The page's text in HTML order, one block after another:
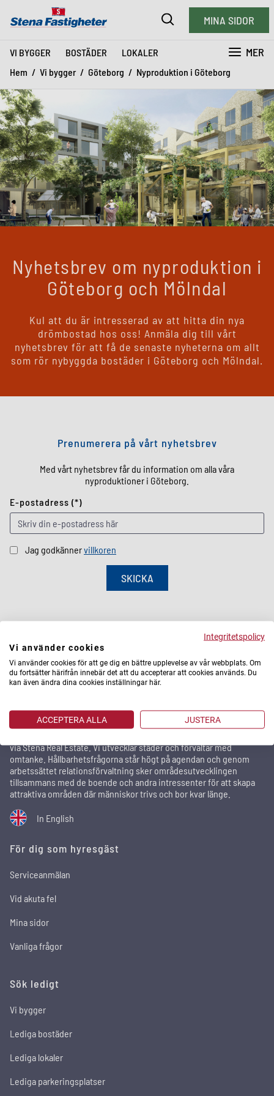
VI BYGGER BOSTÄDER LOKALER MER
MINA SIDOR
Hem Vi bygger Göteborg Nyproduktion i Göteborg
Nyhetsbrev om nyproduktion i
Göteborg och Mölndal
Kul att du är intresserad av att hitta din nya
drömbostad hos oss! Anmäla dig till vårt
nyhetsbrev för att få de senaste nyheterna om allt
som rör nybyggda bostäder i Göteborg och Mölndal.
Prenumerera på vårt nyhetsbrev
Med vårt nyhetsbrev får du information om alla våra
nyproduktioner i Göteborg.
E-postadress
Jag godkännervillkoren
SKICKA
Stena Fastigheter
Stena Fastigheter är ett av Sveriges största privata
fastighetsbolag med 29 500 bostäder och 2 100 lokaler i
via Stena Real Estate. Vi utvecklar städer och förvaltar med
omtanke. Hållbarhetsfrågorna står högt på agendan och genom
arbetssättet relationsförvaltning sker områdesutvecklingen
tillsammans med de boende och andra intressenter för att skapa
attraktiva områden där människor trivs och bor kvar länge.
In English
För dig som hyresgäst
Serviceanmälan
Vid akuta fel
Mina sidor
Vanliga frågor
Sök ledigt
Vi bygger
Lediga bostäder
Lediga lokaler
Lediga parkeringsplatser
Integritetspolicy
Vi använder cookies
Vi använder cookies för att ge dig en bättre upplevelse av vår webbplats. Om
du fortsätter härifrån innebär det att du accepterar att cookies används. Du
kan även ändra dina cookies inställningar här.
ACCEPTERA ALLA JUSTERA